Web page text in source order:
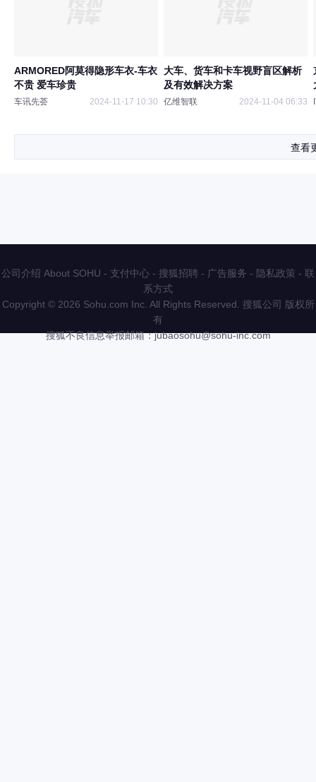
ARMORED阿莫得隐形车衣-车衣
不贵 爱车珍贵
车讯先荟 2024-11-17 10:30
大车、货车和卡车视野盲区解析
及有效解决方案
亿维智联 2024-11-04 06:33
查看
公司介绍 About SOHU - 支付中心 - 搜狐招聘 - 广告服务 - 隐私政策 - 联
系方式
Copyright © 2026 Sohu.com Inc. All Rights Reserved. 搜狐公司 版权所
有
搜狐不良信息举报邮箱：jubaosohu@sohu-inc.com